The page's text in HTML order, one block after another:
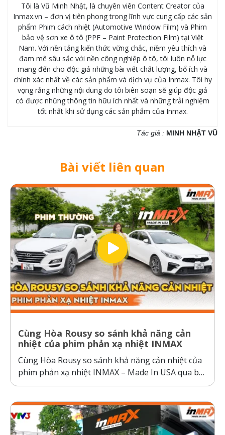
Tôi là Vũ Minh Nhật, là chuyên viên Content Creator của
Inmax.vn – đơn vị tiên phong trong lĩnh vực cung cấp các sản
phẩm Phim cách nhiệt (Automotive Window Film) và Phim
bảo vệ sơn xe ô tô (PPF – Paint Protection Film) tại Việt
Nam. Với nền tảng kiến thức vững chắc, niềm yêu thích và
đam mê sâu sắc với nền công nghiệp ô tô, tôi luôn nỗ lực
mang đến cho độc giả những bài viết chất lượng, bổ ích và
chính xác nhất về các sản phẩm và dịch vụ của Inmax. Tôi hy
vọng rằng những nội dung do tôi biên soạn sẽ giúp độc giả
có được những thông tin hữu ích nhất và những trải nghiệm
tốt nhất khi sử dụng các sản phẩm của Inmax.
Tác giả : MINH NHẬT VŨ
Bài viết liên quan
Cùng Hòa Rousy so sánh khả năng cản
nhiệt của phim phản xạ nhiệt INMAX
Cùng Hòa Rousy so sánh khả năng cản nhiệt của
phim phản xạ nhiệt INMAX – Made In USA qua bài
kiểm tra so sánh trực diện đầy thuyết phục.
thường hoạt động theo cơ chế giữ nhiệt trên
kính,...